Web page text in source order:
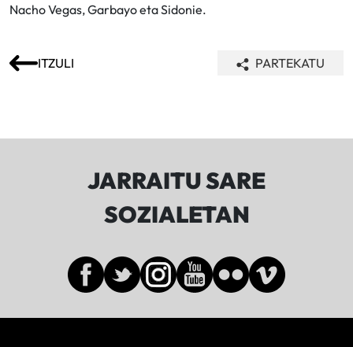
Nacho Vegas, Garbayo eta Sidonie.
ITZULI PARTEKATU
JARRAITU SARE
SOZIALETAN